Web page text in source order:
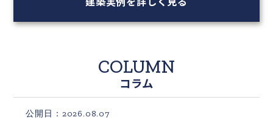
COLUMN
コラム
公開日：2026.08.07